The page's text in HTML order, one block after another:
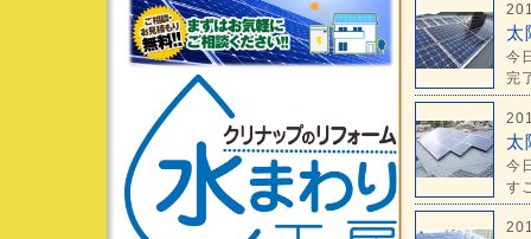
太
今
完
太
今
す